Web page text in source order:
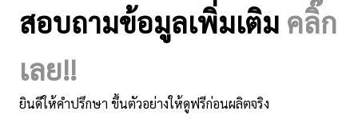
สอบถามข้อมูลเพิ่มเติม คลิ๊ก
เลย!!
ยินดีให้คำปรึกษา ขึ้นตัวอย่างให้ดูฟรีก่อนผลิตจริง